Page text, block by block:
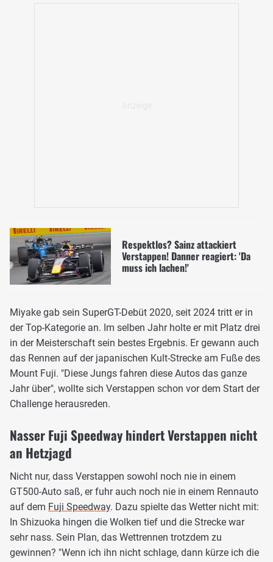
Respektlos? Sainz attackiert
Verstappen! Danner reagiert: 'Da
muss ich lachen!'
Miyake gab sein SuperGT-Debüt 2020, seit 2024 tritt er in
der Top-Kategorie an. Im selben Jahr holte er mit Platz drei
in der Meisterschaft sein bestes Ergebnis. Er gewann auch
das Rennen auf der japanischen Kult-Strecke am Fuße des
Mount Fuji. "Diese Jungs fahren diese Autos das ganze
Jahr über", wollte sich Verstappen schon vor dem Start der
Challenge herausreden.
Nasser Fuji Speedway hindert Verstappen nicht
an Hetzjagd
Nicht nur, dass Verstappen sowohl noch nie in einem
GT500-Auto saß, er fuhr auch noch nie in einem Rennauto
auf dem Fuji Speedway. Dazu spielte das Wetter nicht mit:
In Shizuoka hingen die Wolken tief und die Strecke war
sehr nass. Sein Plan, das Wettrennen trotzdem zu
gewinnen? "Wenn ich ihn nicht schlage, dann kürze ich die